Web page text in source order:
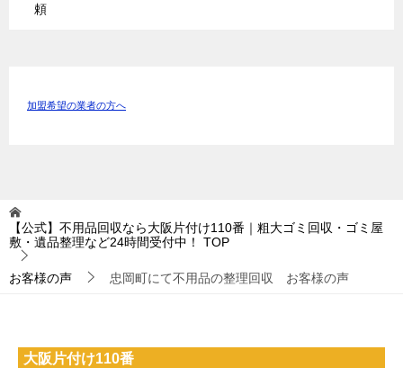
頼
加盟希望の業者の方へ
【公式】不用品回収なら大阪片付け110番｜粗大ゴミ回収・ゴミ屋
敷・遺品整理など24時間受付中！
TOP
お客様の声 忠岡町にて不用品の整理回収 お客様の声
大阪片付け110番